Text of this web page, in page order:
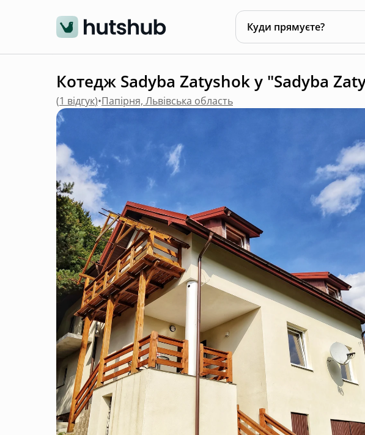
Куди прямуєте?
Котедж Sadyba Zatyshok у "Sadyba
(1 відгук)•Папірня, Львівська область